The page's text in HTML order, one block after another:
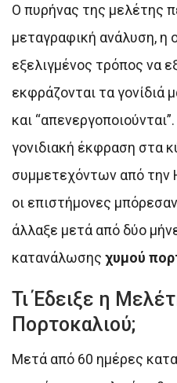
Ο πυρήνας της μελέτης
μεταγραφική ανάλυση, η
εξελιγμένος τρόπος να
εκφράζονται τα γονίδιά
και
γονιδιακή έκφραση στα
συμμετεχόντων από την
οι επιστήμονες
άλλαξε μετά από δύο
κατανάλωσης χυμού
Τι Έδειξε η
Πορτοκαλιού;
Μετά από 60 ημέρες